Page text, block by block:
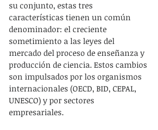
su conjunto, estas tres
características tienen un común
denominador: el creciente
sometimiento a las leyes del
mercado del proceso de enseñanza y
producción de ciencia. Estos cambios
son impulsados por los organismos
internacionales (OECD, BID, CEPAL,
UNESCO) y por sectores
empresariales.